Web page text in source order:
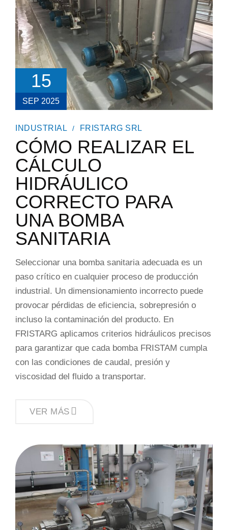
15
SEP 2025
INDUSTRIAL FRISTARG SRL
CÓMO REALIZAR EL
CÁLCULO
HIDRÁULICO
CORRECTO PARA
UNA BOMBA
SANITARIA
Seleccionar una bomba sanitaria adecuada es un
paso crítico en cualquier proceso de producción
industrial. Un dimensionamiento incorrecto puede
provocar pérdidas de eficiencia, sobrepresión o
incluso la contaminación del producto. En
FRISTARG aplicamos criterios hidráulicos precisos
para garantizar que cada bomba FRISTAM cumpla
con las condiciones de caudal, presión y
viscosidad del fluido a transportar.
VER MÁSCÓMO
HIDRÁULICO
CORRECTO
PARA
UNA
BOMBA
SANITARIA